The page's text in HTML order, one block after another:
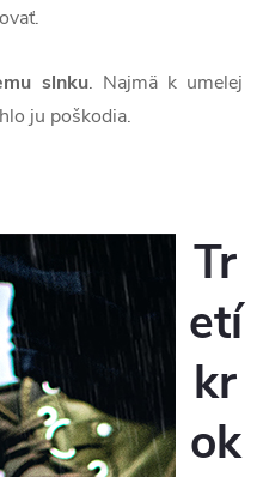
slnku. Najmä k umelej
ju poškodia.
Tr
etí
kr
ok